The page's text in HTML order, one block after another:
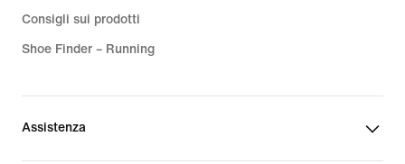
Consigli sui prodotti
Shoe Finder – Running
Assistenza